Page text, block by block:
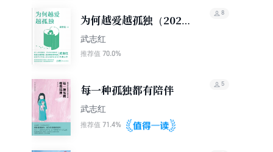
为何越爱越孤独（2023
版）
武志红
推荐值 70.0%
8
每一种孤独都有陪伴
武志红
推荐值 71.4%
5